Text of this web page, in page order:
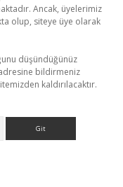
Ancak, üyelerimiz
olup, siteye üye olarak
düşündüğünüz
bildirmeniz
kaldırılacaktır.